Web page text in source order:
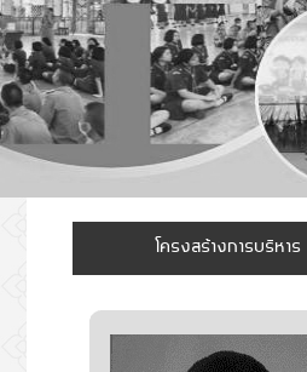
โครงสร้างการบริหาร